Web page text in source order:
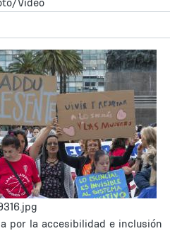
por la accesibilidad e inclusión